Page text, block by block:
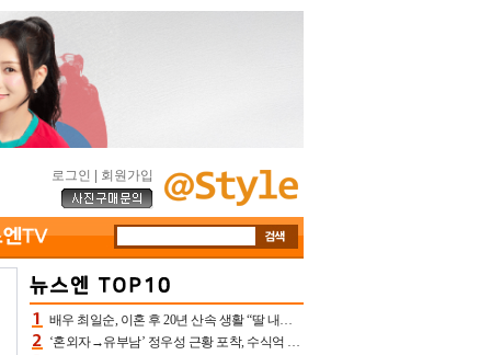
로그인 회원가입
배우 최일순, 이혼 후 20년 산속 생활 “딸 내가 버렸다고 원망‥맘 아파”(특종)[어제TV]
‘혼외자→유부남’ 정우성 근황 포착, 수식억 해킹 피해 후배 만났다 “존경하는”